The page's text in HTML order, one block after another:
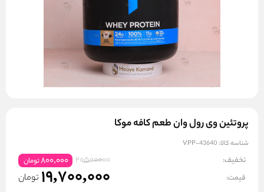
پروتئین وی رول وان طعم کافه موکا
شناسه کالا: VPP-43640
تخفیف: 20500000
800,000تومان
قیمت: 19,700,000 تومان